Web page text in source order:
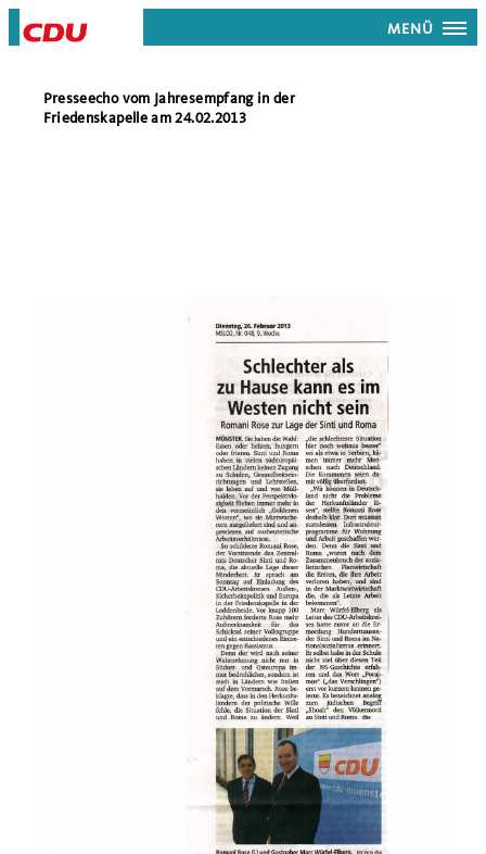
MENÜ
Presseecho vom Jahresempfang in der
Friedenskapelle am 24.02.2013